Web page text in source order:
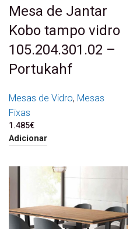
Mesa de Jantar
Kobo tampo vidro
105.204.301.02 –
Portukahf
Mesas de Vidro, Mesas
Fixas
1.485€
Adicionar